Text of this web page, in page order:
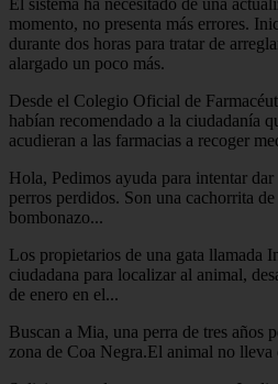
momento, no presenta más errores.
durante dos horas para tratar de
alargado un poco más.
Desde el Colegio Oficial de
habían recomendado a la ciudadanía
acudieran a las farmacias a recoger
Hola, Pedimos ayuda para intentar
perros perdidos. Son una cachorrita
bombonazo...
Los propietarios de una gata llamada
ciudadana para localizar al animal,
de enero en el...
Buscan a Mia, una perra de tres años
zona de Coa Negra.El animal no